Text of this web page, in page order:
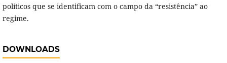
políticos que se identificam com o campo da “resistência” ao
regime.
DOWNLOADS